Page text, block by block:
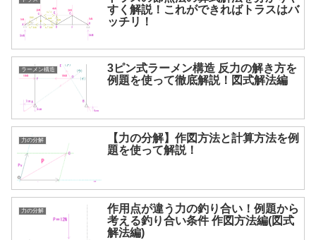
すく解説！これができればトラスはバ
ッチリ！
ラーメン構造
3ピン式ラーメン構造 反力の解き方を
例題を使って徹底解説！図式解法編
力の分解
【力の分解】作図方法と計算方法を例
題を使って解説！
力の分解
作用点が違う力の釣り合い！例題から
考える釣り合い条件 作図方法編(図式
解法編)